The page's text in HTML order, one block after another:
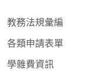
教務法規彙編
各類申請表單
學雜費資訊